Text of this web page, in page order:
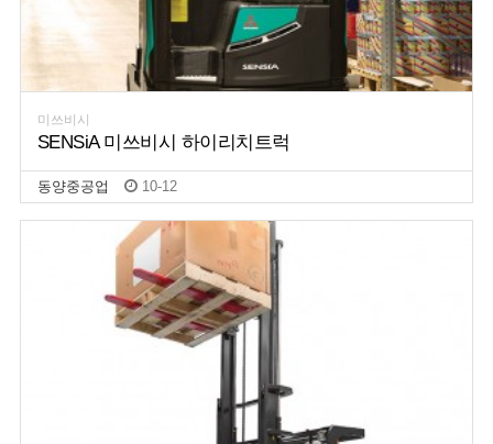
미쓰비시
SENSiA 미쓰비시 하이리치트럭
동양중공업 10-12